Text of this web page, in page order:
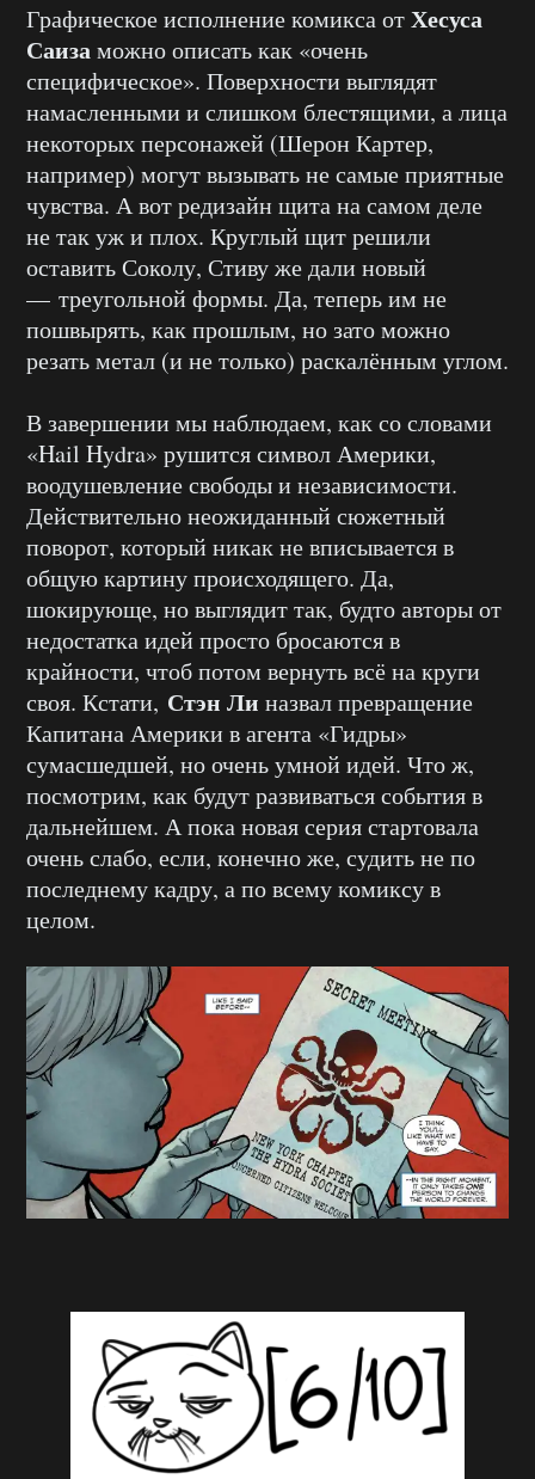
Графическое исполнение комикса отХесуса
Саизаможно описать как «очень
специфическое». Поверхности выглядят
намасленными и слишком блестящими, а лица
некоторых персонажей (Шерон Картер,
например) могут вызывать не самые приятные
чувства. А вот редизайн щита на самом деле
не так уж и плох. Круглый щит решили
оставить Соколу, Стиву же дали новый
— треугольной формы. Да, теперь им не
пошвырять, как прошлым, но зато можно
резать метал (и не только) раскалённым углом.
В завершении мы наблюдаем, как со словами
«Hail Hydra» рушится символ Америки,
воодушевление свободы и независимости.
Действительно неожиданный сюжетный
поворот, который никак не вписывается в
общую картину происходящего. Да,
шокирующе, но выглядит так, будто авторы от
недостатка идей просто бросаются в
крайности, чтоб потом вернуть всё на круги
своя. Кстати, Стэн Ли назвал превращение
Капитана Америки в агента «Гидры»
сумасшедшей, но очень умной идей. Что ж,
посмотрим, как будут развиваться события в
дальнейшем. А пока новая серия стартовала
очень слабо, если, конечно же, судить не по
последнему кадру, а по всему комиксу в
целом.